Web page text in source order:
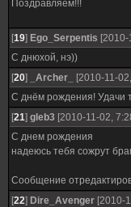
Поздравляем!!!
[19] Ego_Serpentis
C днюхой, нэ))
[20] _Archer_
[2010-11-
С днём рождения! Удачи
[21] gleb3 [2010-11-02,
С днем рождения
надеюсь тебя сожрут
Сообщение
[22] Dire_Avenger [2010-